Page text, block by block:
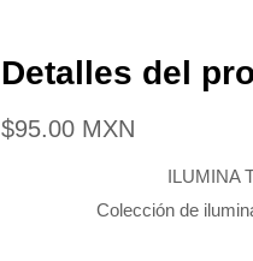
Detalles del
$95.00 MXN
ILUMINA
Colección de